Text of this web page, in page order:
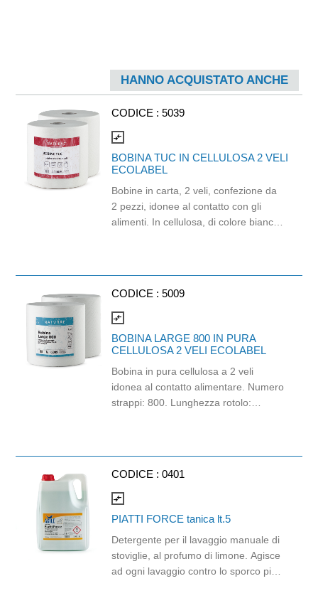
HANNO ACQUISTATO ANCHE
CODICE : 5039
compare_arrows
BOBINA TUC IN CELLULOSA 2 VELI
ECOLABEL
Bobine in carta, 2 veli, confezione da
2 pezzi, idonee al contatto con gli
alimenti. In cellulosa, di colore bianco
CODICE : 5009
compare_arrows
BOBINA LARGE 800 IN PURA
CELLULOSA 2 VELI ECOLABEL
Bobina in pura cellulosa a 2 veli
idonea al contatto alimentare. Numero
strappi: 800. Lunghezza rotolo:
CODICE : 0401
compare_arrows
PIATTI FORCE tanica lt.5
Detergente per il lavaggio manuale di
stoviglie, al profumo di limone. Agisce
ad ogni lavaggio contro lo sporco più